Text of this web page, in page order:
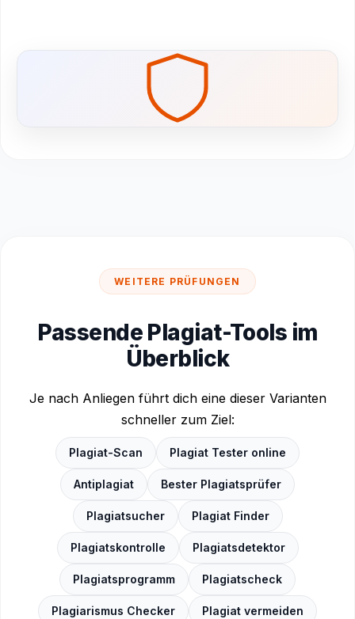
WEITERE PRÜFUNGEN
Passende Plagiat-Tools im
Überblick
Je nach Anliegen führt dich eine dieser Varianten
schneller zum Ziel:
Plagiat-Scan Plagiat Tester online
Antiplagiat Bester Plagiatsprüfer
Plagiatsucher Plagiat Finder
Plagiatskontrolle Plagiatsdetektor
Plagiatsprogramm Plagiatscheck
Plagiarismus Checker Plagiat vermeiden